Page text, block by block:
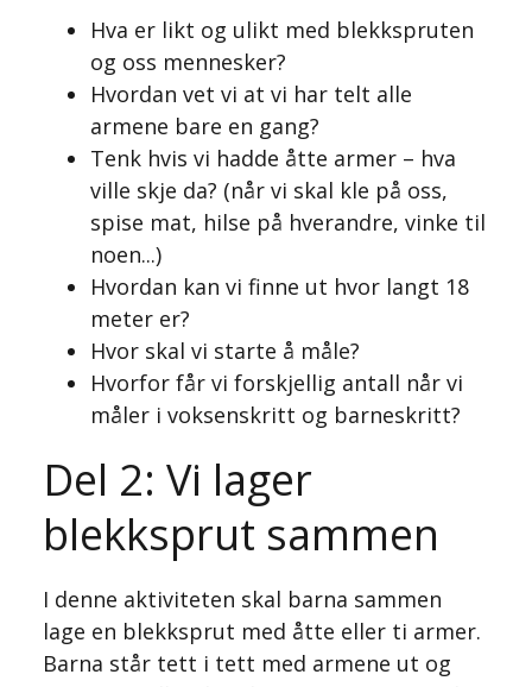
Hva er likt og ulikt med blekkspruten
og oss mennesker?
Hvordan vet vi at vi har telt alle
armene bare en gang?
Tenk hvis vi hadde åtte armer – hva
ville skje da? (når vi skal kle på oss,
spise mat, hilse på hverandre, vinke til
noen...)
Hvordan kan vi finne ut hvor langt 18
meter er?
Hvor skal vi starte å måle?
Hvorfor får vi forskjellig antall når vi
måler i voksenskritt og barneskritt?
Del 2: Vi lager
blekksprut sammen
I denne aktiviteten skal barna sammen
lage en blekksprut med åtte eller ti armer.
Barna står tett i tett med armene ut og